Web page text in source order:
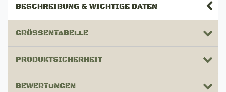
BESCHREIBUNG & WICHTIGE DATEN
GRÖSSENTABELLE
PRODUKTSICHERHEIT
BEWERTUNGEN